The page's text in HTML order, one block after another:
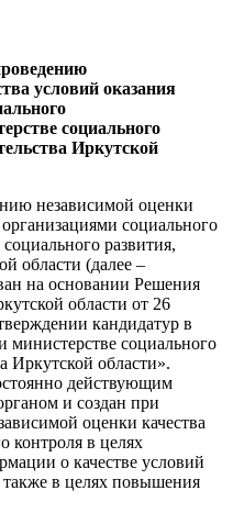
условий оказания
социального
Иркутской
независимой оценки
социального
развития,
области (далее –
на основании Решения
области от 26
кандидатур в
министерстве социального
Иркутской области».
действующим
и создан при
оценки качества
контроля в целях
о качестве условий
также в целях повышения